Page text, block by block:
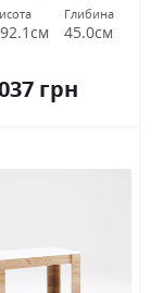
Глибина
45.0см
грн